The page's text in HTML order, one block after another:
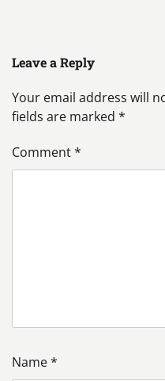
Leave a Reply
Your email address will
fields are marked *
Comment*
Name*